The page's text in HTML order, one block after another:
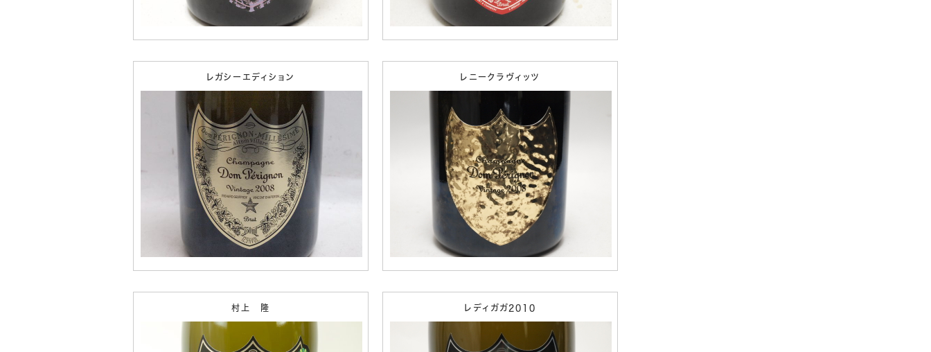
レガシーエディション レニークラヴィッツ
村上 隆 レディガガ2010